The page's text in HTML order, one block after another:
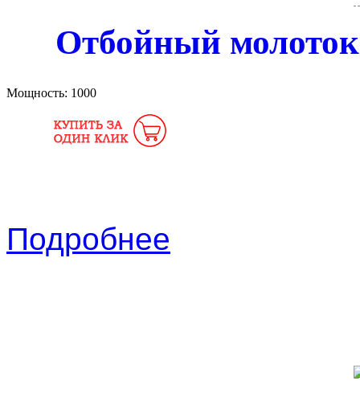
Отбойный
Мощность: 1000
Подробнее